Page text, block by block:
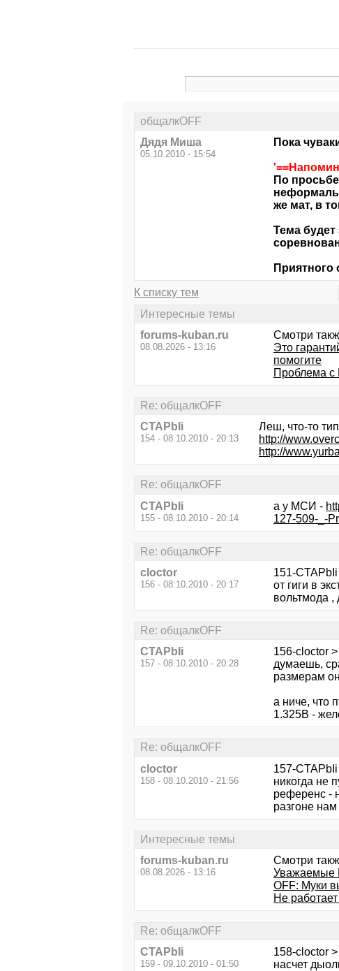
общалкOFF
Дядя Миша
05.10.2010 - 15:54
Пока
По
же мат, в
Тема будет
Приятного
К списку тем
Интересные темы
forums-kuban.ru
08.08.2026 - 13:16
Смотри
Это
помогите
Проблема с
Re: общалкOFF
CTAPbIi
154 - 08.10.2010 - 20:13
Леш, что-то
http://
http://
Re: общалкOFF
CTAPbIi
155 - 08.10.2010 - 20:14
а у МСИ -
127-509-_-
Re: общалкOFF
cloctor
156 - 08.10.2010 - 20:17
151-
от гиги в
вольтмода ,
Re: общалкOFF
CTAPbIi
157 - 08.10.2010 - 20:28
156-cloctor >
думаешь,
размерам
а ниче, что
1.325В -
Re: общалкOFF
cloctor
158 - 08.10.2010 - 21:56
157-
никогда не
референс -
разгоне
Интересные темы
forums-kuban.ru
08.08.2026 - 13:16
Смотри
Уважаемые
OFF: Муки
Не
Re: общалкOFF
CTAPbIi
159 - 09.10.2010 - 01:50
158-cloctor >
насчет